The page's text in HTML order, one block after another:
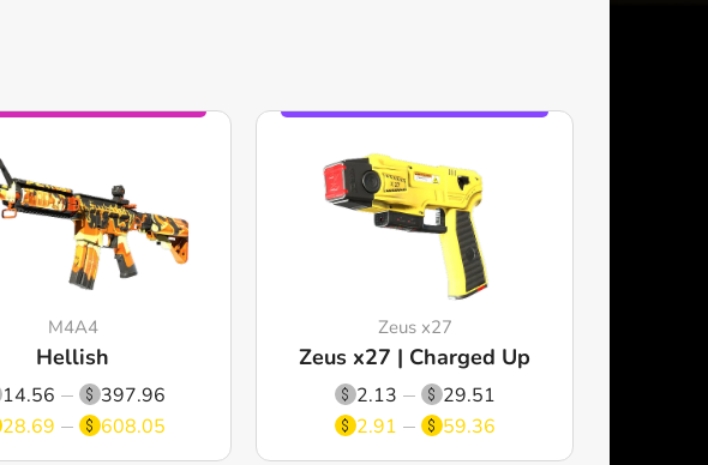
M4A4
Hellish
14.56
397.96
28.69
608.05
Zeus x27
Zeus x27 | Charged Up
2.13
29.51
2.91
59.36